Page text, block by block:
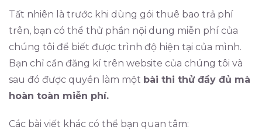
Tất nhiên là trước khi dùng gói thuê bao trả phí
trên, bạn có thể thử phần nội dung miễn phí của
chúng tôi để biết được trình độ hiện tại của mình.
Bạn chỉ cần đăng kí trên website của chúng tôi và
sau đó được quyền làm một bài thi thử đầy đủ mà
hoàn toàn miễn phí.
Các bài viết khác có thể bạn quan tâm: